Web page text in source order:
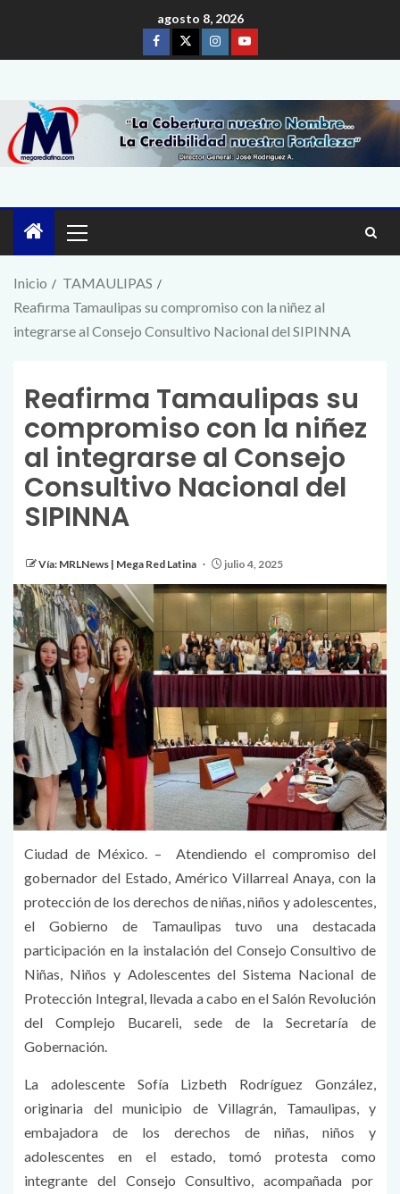
agosto 8, 2026
Inicio
TAMAULIPAS
Reafirma Tamaulipas su compromiso con la niñez al
integrarse al Consejo Consultivo Nacional del SIPINNA
Reafirma Tamaulipas su
compromiso con la niñez
al integrarse al Consejo
Consultivo Nacional del
SIPINNA
Vía: MRLNews | Mega Red Latina julio 4, 2025
Ciudad de México. – Atendiendo el compromiso del
gobernador del Estado, Américo Villarreal Anaya, con la
protección de los derechos de niñas, niños y adolescentes,
el Gobierno de Tamaulipas tuvo una destacada
participación en la instalación del Consejo Consultivo de
Niñas, Niños y Adolescentes del Sistema Nacional de
Protección Integral, llevada a cabo en el Salón Revolución
del Complejo Bucareli, sede de la Secretaría de
Gobernación.
La adolescente Sofía Lizbeth Rodríguez González,
originaria del municipio de Villagrán, Tamaulipas, y
embajadora de los derechos de niñas, niños y
adolescentes en el estado, tomó protesta como
integrante del Consejo Consultivo, acompañada por